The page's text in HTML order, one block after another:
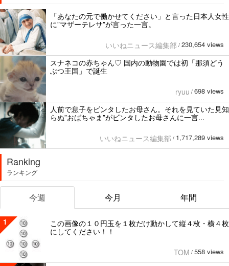
「あなたの元で働かせてください」と言った日本人女性
に”マザーテレサ”が言った一言。
いいねニュース編集部 / 230,654 views
スナネコの赤ちゃん♡ 国内の動物園では初「那須どう
ぶつ王国」で誕生
ryuu / 698 views
人前で息子をビンタしたお母さん。それを見ていた見知
らぬ”おばちゃま”がビンタしたお母さんに一言...
いいねニュース編集部 / 1,717,289 views
Ranking
ランキング
今週 今月 年間
1
この画像の１０円玉を１枚だけ動かして縦４枚・横４枚
にしてください！！
TOM / 558 views